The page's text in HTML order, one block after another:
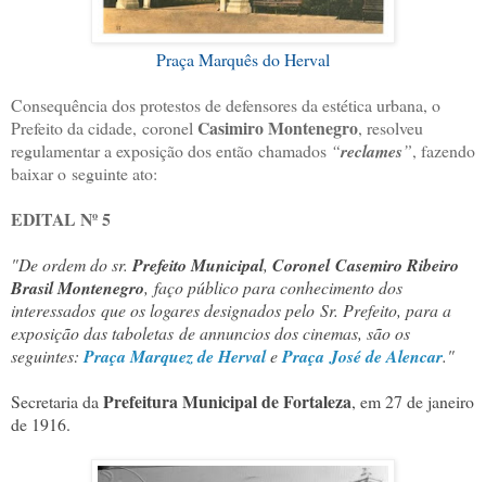
Praça Marquês do Herval
Consequência dos protestos de defensores da estética urbana, o
Prefeito da cidade, coronel Casimiro Montenegro, resolveu
regulamentar a exposição dos então chamados “reclames”, fazendo
baixar o seguinte ato:
EDITAL Nº 5
"De ordem do sr. Prefeito Municipal, CoronelCasemiro Ribeiro
Brasil Montenegro, faço público para conhecimento dos
interessados que os logares designados pelo Sr. Prefeito, para a
exposição das taboletas de annuncios dos cinemas, são os
seguintes: Praça Marquez de HervalePraça José de Alencar."
Secretaria da Prefeitura Municipal de Fortaleza, em 27 de janeiro
de 1916.